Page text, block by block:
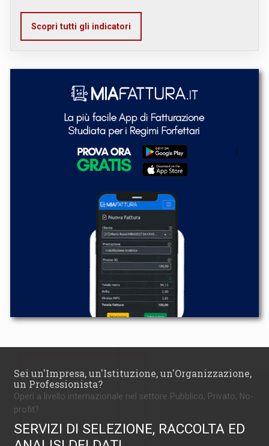
Scopri tutti gli indicatori
Sei un'Impresa, un'Istituzione, un'Organizzazione,
un Professionista?
Operi a livello internazionale nel settore Pubblico, Privato, No-
profit?
SERVIZI DI SELEZIONE, RACCOLTA ED